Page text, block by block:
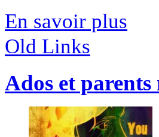
En savoir plus
Old Links
Ados et parents